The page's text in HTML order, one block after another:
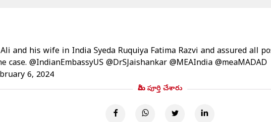
and his wife in India Syeda Ruquiya Fatima Razvi and assured all
case. @IndianEmbassyUS @DrSJaishankar @MEAIndia @meaMADAD
6, 2024
మీరు పూర్తి చేశారు